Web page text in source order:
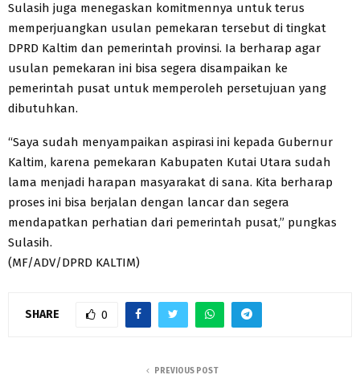
Sulasih juga menegaskan komitmennya untuk terus
memperjuangkan usulan pemekaran tersebut di tingkat
DPRD Kaltim dan pemerintah provinsi. Ia berharap agar
usulan pemekaran ini bisa segera disampaikan ke
pemerintah pusat untuk memperoleh persetujuan yang
dibutuhkan.
“Saya sudah menyampaikan aspirasi ini kepada Gubernur
Kaltim, karena pemekaran Kabupaten Kutai Utara sudah
lama menjadi harapan masyarakat di sana. Kita berharap
proses ini bisa berjalan dengan lancar dan segera
mendapatkan perhatian dari pemerintah pusat,” pungkas
Sulasih.
(MF/ADV/DPRD KALTIM)
SHARE 0
PREVIOUS POST